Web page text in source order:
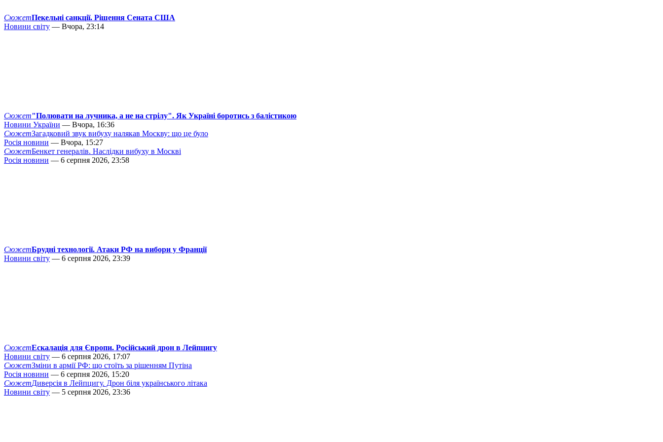
СюжетПекельні санкції. Рішення Сената США
Новини світу — Вчора, 23:14
Сюжет"Полювати на лучника, а не на стрілу". Як Україні боротись з балістикою
Новини України — Вчора, 16:36
СюжетЗагадковий звук вибуху налякав Москву: що це було
Росія новини — Вчора, 15:27
СюжетБенкет генералів. Наслідки вибуху в Москві
Росія новини — 6 серпня 2026, 23:58
СюжетБрудні технології. Атаки РФ на вибори у Франції
Новини світу — 6 серпня 2026, 23:39
СюжетЕскалація для Європи. Російський дрон в Лейпцигу
Новини світу — 6 серпня 2026, 17:07
СюжетЗміни в армії РФ: що стоїть за рішенням Путіна
Росія новини — 6 серпня 2026, 15:20
СюжетДиверсія в Лейпцигу. Дрон біля українського літака
Новини світу — 5 серпня 2026, 23:36